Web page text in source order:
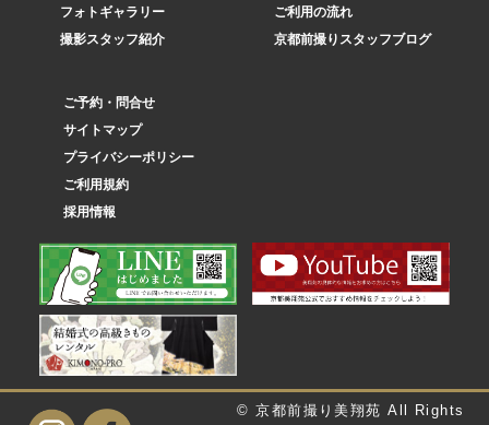
フォトギャラリー
撮影スタッフ紹介
ご利用の流れ
京都前撮りスタッフブログ
ご予約・問合せ
サイトマップ
プライバシーポリシー
ご利用規約
採用情報
© 京都前撮り美翔苑 All Rights